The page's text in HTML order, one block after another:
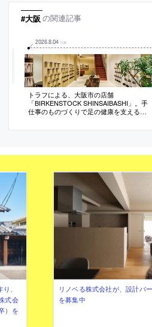
性も備えた“結晶の様な唯一無二の塊”も意
図
#大阪 の関連記事
2026.8.04 TUE
トラフによる、大阪市の店舗
「BIRKENSTOCK SHINSAIBASHI」。手
仕事のものづくりで足の健康を支えるブ
現を求め、“地面・素材・奥行のある風
構築
、
式会
）を
リノベる株式会社が、設計パ
を募集中